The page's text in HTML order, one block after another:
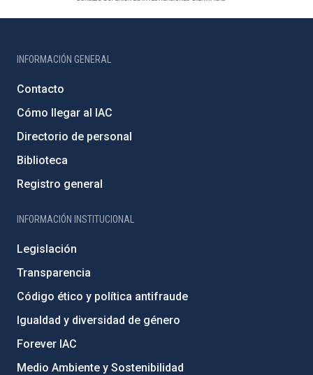
INFORMACIÓN GENERAL
Contacto
Cómo llegar al IAC
Directorio de personal
Biblioteca
Registro general
INFORMACIÓN INSTITUCIONAL
Legislación
Transparencia
Código ético y política antifraude
Igualdad y diversidad de género
Forever IAC
Medio Ambiente y Sostenibilidad